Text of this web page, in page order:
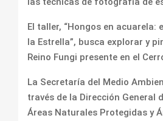
El taller, “Hongos en acuarela:
la Estrella”, busca explorar y
Reino Fungi presente en el
La Secretaría del Medio
través de la Dirección General
Áreas Naturales Protegidas y